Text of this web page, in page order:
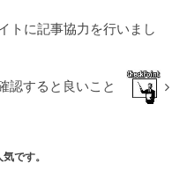
トに記事協力を行いまし
認すると良いこと
です。